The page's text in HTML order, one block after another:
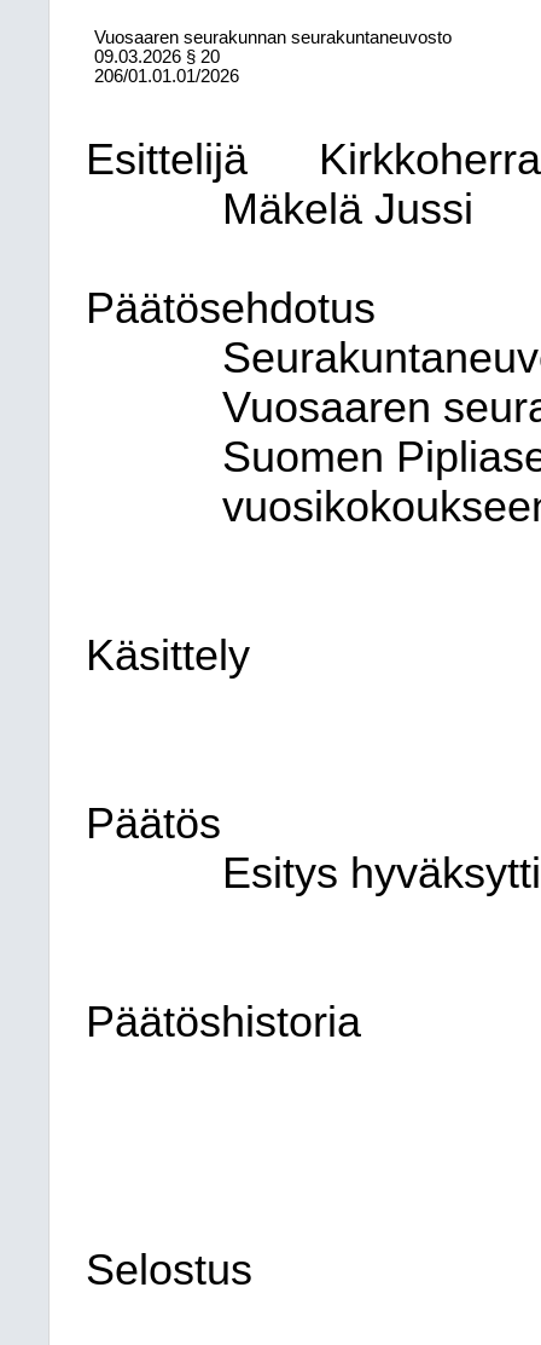
Vuosaaren seurakunnan seurakuntaneuvosto
09.03.2026 § 20
206/01.01.01/2026
Esittelijä
Mäkelä Jussi
Päätösehdotus
Vuosaaren
Suomen
Käsittely
Päätös
Esitys
Päätöshistoria
Selostus